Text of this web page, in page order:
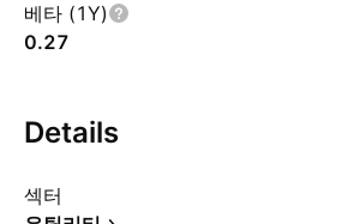
베타 (1Y)
0.27
Details
섹터